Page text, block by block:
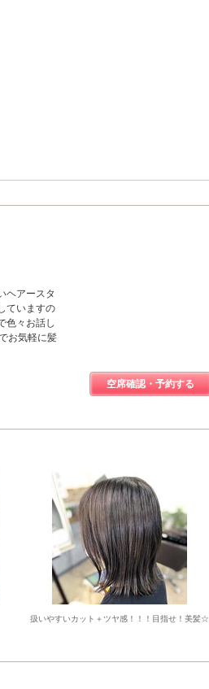
ヘアースタ
ていますの
色々お話し
お気軽に髪
空席確認・予約する
扱いやすいカット＋ツヤ感！！！目指せ！美髪☆